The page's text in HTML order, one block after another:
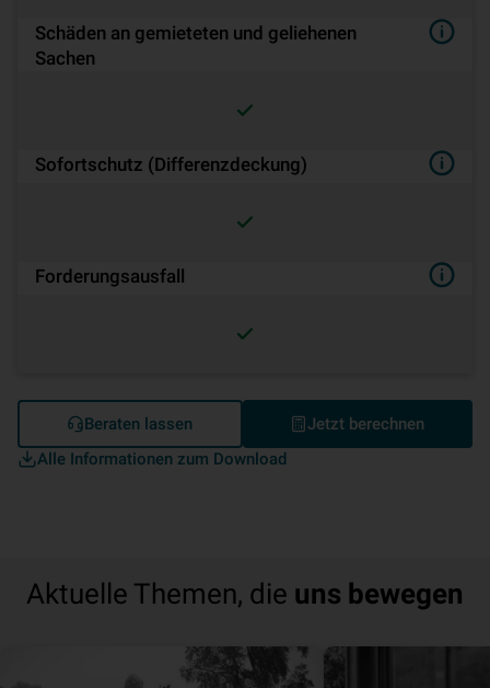
Schäden an gemieteten und geliehenen
Sachen
Sofortschutz (Differenzdeckung)
Forderungsausfall
Alle Informationen zum Download
Beraten lassen Jetzt berechnen
Aktuelle Themen, die uns bewegen